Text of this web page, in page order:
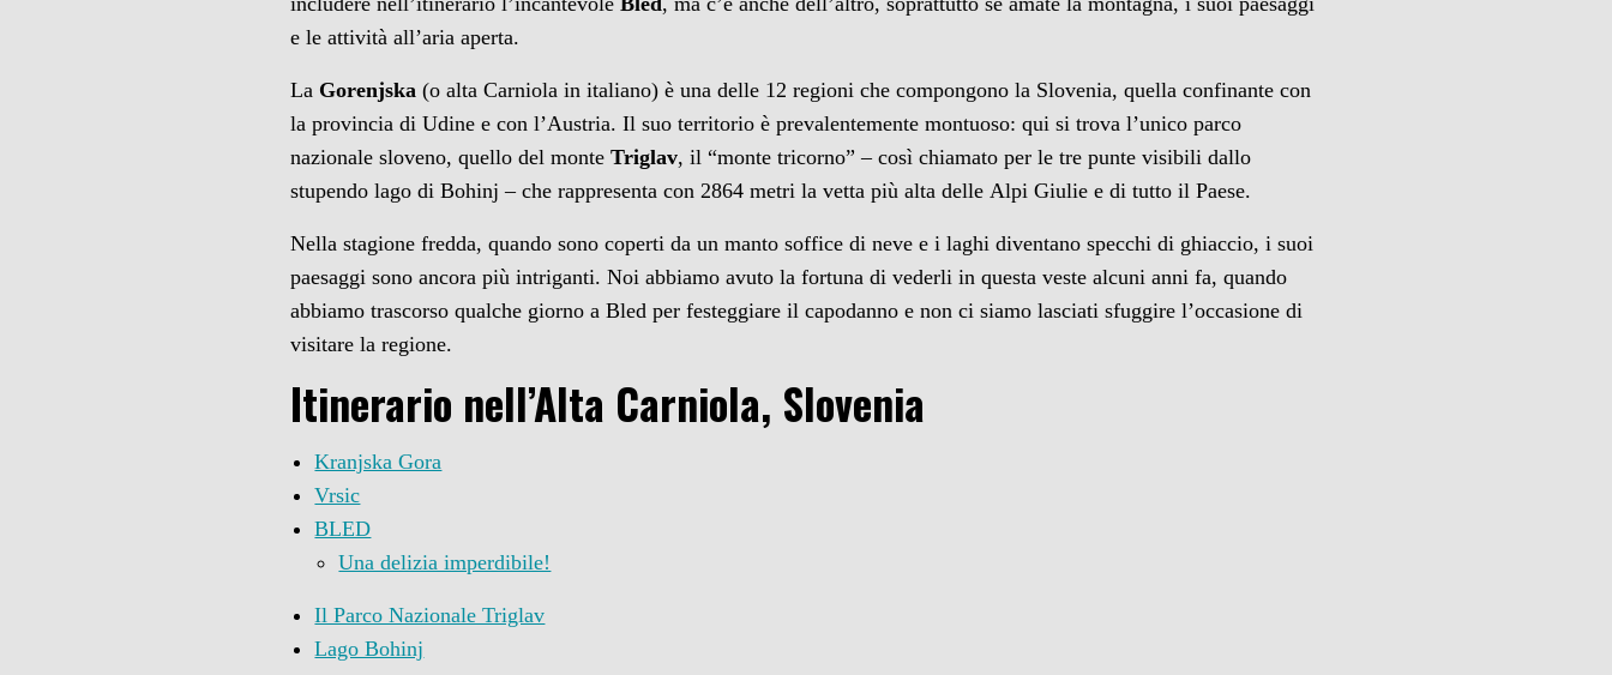
e le attività all’aria aperta.
La Gorenjska (o alta Carniola in italiano) è una delle 12 regioni che compongono la Slovenia, quella confinante con
la provincia di Udine e con l’Austria. Il suo territorio è prevalentemente montuoso: qui si trova l’unico parco
nazionale sloveno, quello del monteTriglav, il “monte tricorno” – così chiamato per le tre punte visibili dallo
stupendo lago di Bohinj – che rappresenta con 2864 metri la vetta più alta delle Alpi Giulie e di tutto il Paese.
Nella stagione fredda, quando sono coperti da un manto soffice di neve e i laghi diventano specchi di ghiaccio, i suoi
paesaggi sono ancora più intriganti. Noi abbiamo avuto la fortuna di vederli in questa veste alcuni anni fa, quando
abbiamo trascorso qualche giorno a Bled per festeggiare il capodanno e non ci siamo lasciati sfuggire l’occasione di
visitare la regione.
Itinerario nell’Alta Carniola, Slovenia
Kranjska Gora
Vrsic
BLED
Una delizia imperdibile!
Il Parco Nazionale Triglav
Lago Bohinj